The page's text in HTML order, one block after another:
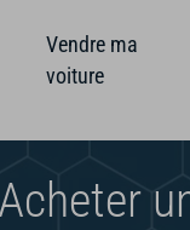
Vendre ma
voiture
Acheter